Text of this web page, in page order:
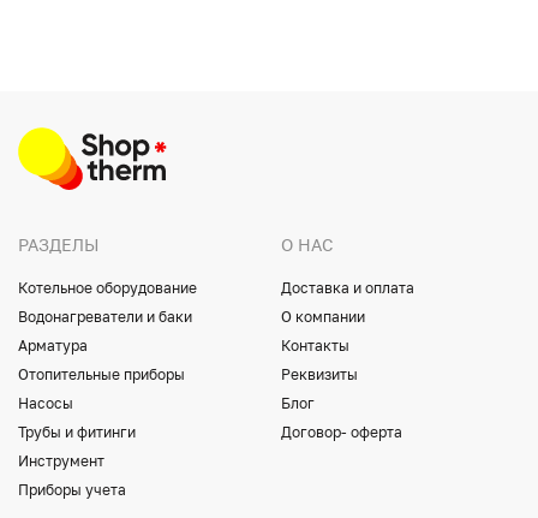
РАЗДЕЛЫ
Котельное оборудование
Водонагреватели и баки
Арматура
Отопительные приборы
Насосы
Трубы и фитинги
Инструмент
Приборы учета
О НАС
Доставка и оплата
О компании
Контакты
Реквизиты
Блог
Договор- оферта